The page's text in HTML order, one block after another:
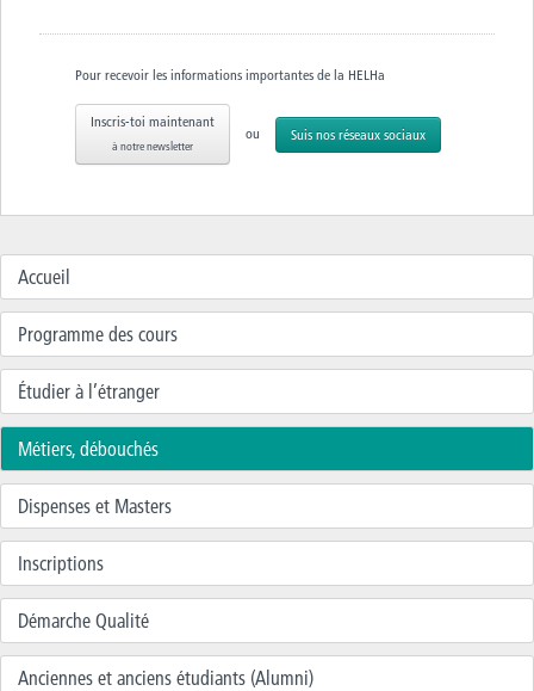
Pour recevoir les informations importantes de la HELHa
Inscris-toi maintenant
à notre newsletter
ou Suis nos réseaux sociaux
Accueil
Programme des cours
Étudier à l’étranger
Métiers, débouchés
Dispenses et Masters
Inscriptions
Démarche Qualité
Anciennes et anciens étudiants (Alumni)